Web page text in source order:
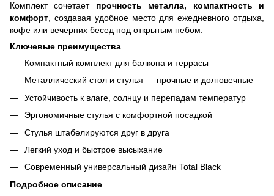
Комплект сочетает прочность металла, компактность и
комфорт , создавая удобное место для ежедневного отдыха,
кофе или вечерних бесед под открытым небом.
Ключевые преимущества
Компактный комплект для балкона и террасы
Металлический стол и стулья — прочные и долговечные
Устойчивость к влаге, солнцу и перепадам температур
Эргономичные стулья с комфортной посадкой
Стулья штабелируются друг в друга
Легкий уход и быстрое высыхание
Современный универсальный дизайн Total Black
Подробное описание